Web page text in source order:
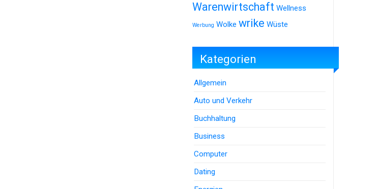
Warenwirtschaft Wellness
Werbung Wolke wrike Wüste
Kategorien
Allgemein
Auto und Verkehr
Buchhaltung
Business
Computer
Dating